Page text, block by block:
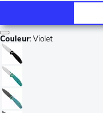
Couleur:Violet